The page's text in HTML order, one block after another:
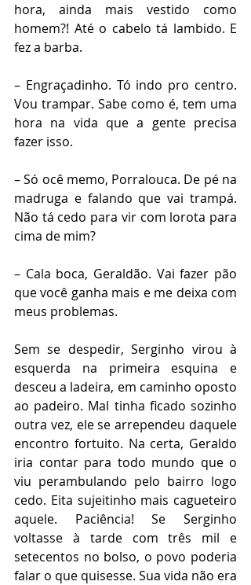
hora, ainda mais vestido como
homem?! Até o cabelo tá lambido. E
fez a barba.
– Engraçadinho. Tó indo pro centro.
Vou trampar. Sabe como é, tem uma
hora na vida que a gente precisa
fazer isso.
– Só ocê memo, Porralouca. De pé na
madruga e falando que vai trampá.
Não tá cedo para vir com lorota para
cima de mim?
– Cala boca, Geraldão. Vai fazer pão
que você ganha mais e me deixa com
meus problemas.
Sem se despedir, Serginho virou à
esquerda na primeira esquina e
desceu a ladeira, em caminho oposto
ao padeiro. Mal tinha ficado sozinho
outra vez, ele se arrependeu daquele
encontro fortuito. Na certa, Geraldo
iria contar para todo mundo que o
viu perambulando pelo bairro logo
cedo. Eita sujeitinho mais cagueteiro
aquele. Paciência! Se Serginho
voltasse à tarde com três mil e
setecentos no bolso, o povo poderia
falar o que quisesse. Sua vida não era